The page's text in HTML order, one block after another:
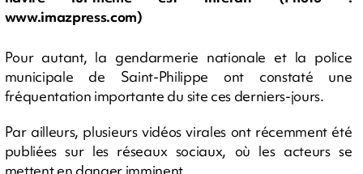
www.imazpress.com)
Pour autant, la gendarmerie nationale et la police
municipale de Saint-Philippe ont constaté une
fréquentation importante du site ces derniers-jours.
Par ailleurs, plusieurs vidéos virales ont récemment été
publiées sur les réseaux sociaux, où les acteurs se
mettent en danger imminent.